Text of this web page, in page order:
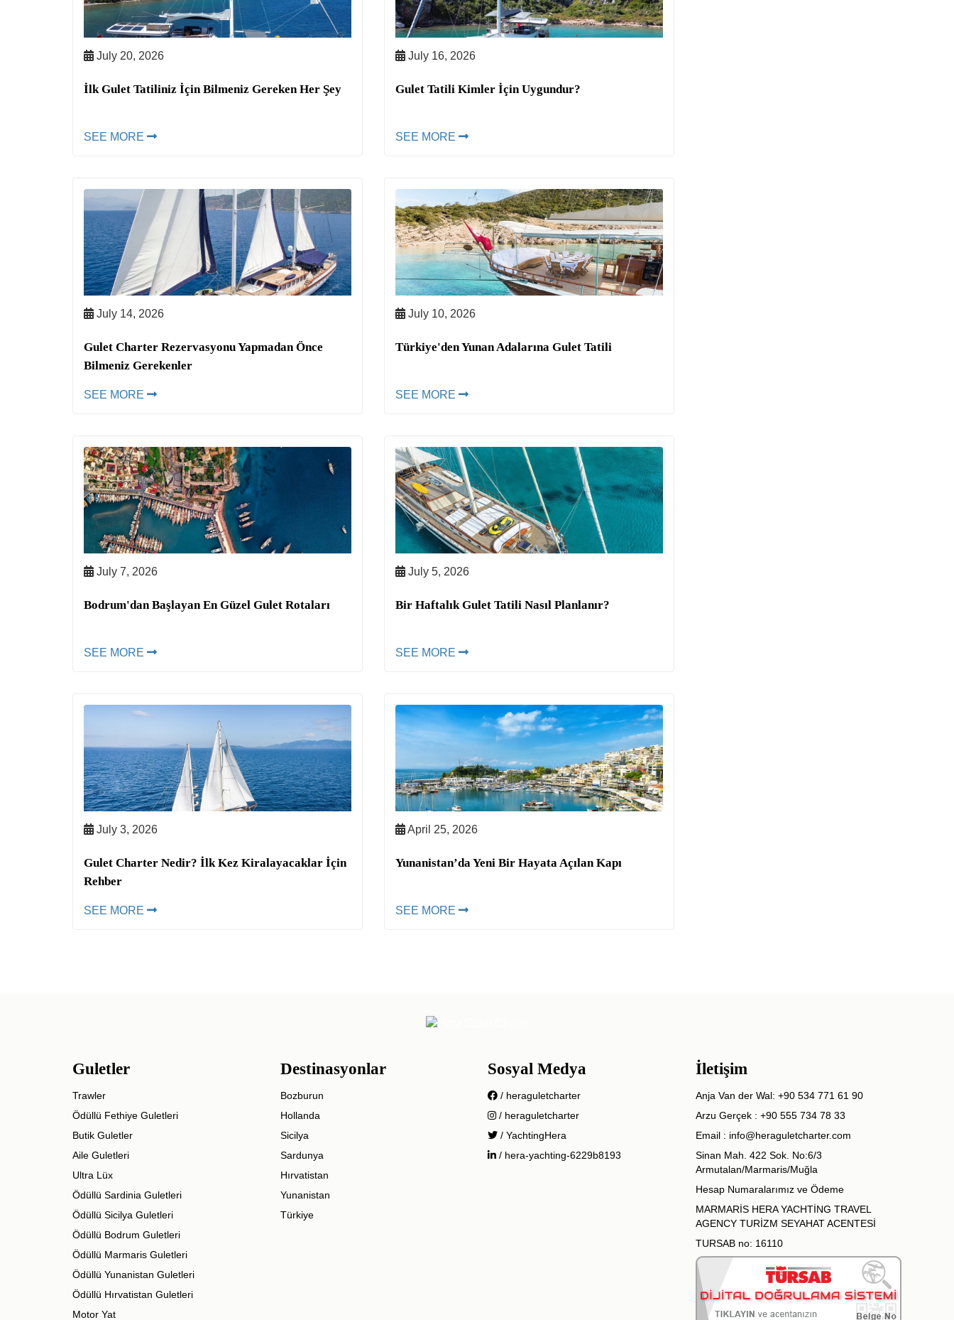
July 20, 2026
İlk Gulet Tatiliniz İçin Bilmeniz Gereken Her Şey
SEE MORE
July 16, 2026
Gulet Tatili Kimler İçin Uygundur?
SEE MORE
July 14, 2026
Gulet Charter Rezervasyonu Yapmadan Önce
Bilmeniz Gerekenler
SEE MORE
July 10, 2026
Türkiye'den Yunan Adalarına Gulet Tatili
SEE MORE
July 7, 2026
Bodrum'dan Başlayan En Güzel Gulet Rotaları
SEE MORE
July 5, 2026
Bir Haftalık Gulet Tatili Nasıl Planlanır?
SEE MORE
July 3, 2026
Gulet Charter Nedir? İlk Kez Kiralayacaklar İçin
Rehber
SEE MORE
April 25, 2026
Yunanistan’da Yeni Bir Hayata Açılan Kapı
SEE MORE
Guletler
Trawler
Ödüllü Fethiye Guletleri
Butik Guletler
Aile Guletleri
Ultra Lüx
Ödüllü Sardinia Guletleri
Ödüllü Sicilya Guletleri
Ödüllü Bodrum Guletleri
Ödüllü Marmaris Guletleri
Ödüllü Yunanistan Guletleri
Ödüllü Hırvatistan Guletleri
Motor Yat
Destinasyonlar
Bozburun
Hollanda
Sicilya
Sardunya
Hırvatistan
Yunanistan
Türkiye
Sosyal Medya
/ heraguletcharter
/ heraguletcharter
/ YachtingHera
/ hera-yachting-6229b8193
İletişim
Anja Van der Wal: +90 534 771 61 90
Arzu Gerçek : +90 555 734 78 33
Email : info@heraguletcharter.com
Sinan Mah. 422 Sok. No:6/3
Armutalan/Marmaris/Muğla
Hesap Numaralarımız ve Ödeme
MARMARİS HERA YACHTİNG TRAVEL
AGENCY TURİZM SEYAHAT ACENTESİ
TURSAB no: 16110